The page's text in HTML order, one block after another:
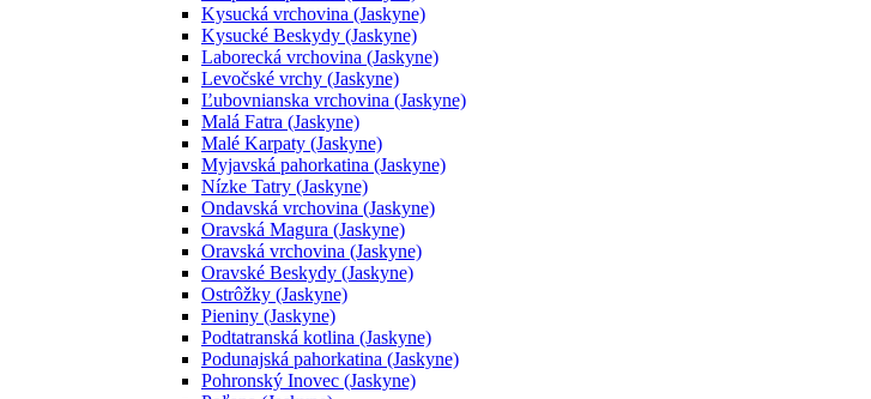
Kysucká vrchovina (Jaskyne)
Kysucké Beskydy (Jaskyne)
Laborecká vrchovina (Jaskyne)
Levočské vrchy (Jaskyne)
Ľubovnianska vrchovina (Jaskyne)
Malá Fatra (Jaskyne)
Malé Karpaty (Jaskyne)
Myjavská pahorkatina (Jaskyne)
Nízke Tatry (Jaskyne)
Ondavská vrchovina (Jaskyne)
Oravská Magura (Jaskyne)
Oravská vrchovina (Jaskyne)
Oravské Beskydy (Jaskyne)
Ostrôžky (Jaskyne)
Pieniny (Jaskyne)
Podtatranská kotlina (Jaskyne)
Podunajská pahorkatina (Jaskyne)
Pohronský Inovec (Jaskyne)